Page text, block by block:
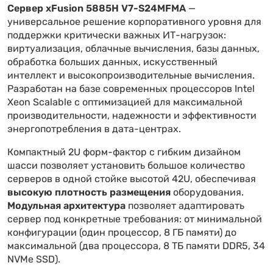
Сервер xFusion 5885H V7-S24MFMA —
универсальное решение корпоративного уровня для
поддержки критически важных ИТ-нагрузок:
виртуализация, облачные вычисления, базы данных,
обработка больших данных, искусственный
интеллект и высокопроизводительные вычисления.
Разработан на базе современных процессоров Intel
Xeon Scalable с оптимизацией для максимальной
производительности, надежности и эффективности
энергопотребления в дата-центрах.
Компактный 2U форм-фактор с гибким дизайном
шасси позволяет установить большое количество
серверов в одной стойке высотой 42U, обеспечивая
высокую плотность размещенияоборудования.
Модульная архитектура позволяет адаптировать
сервер под конкретные требования: от минимальной
конфигурации (один процессор, 8 ГБ памяти) до
максимальной (два процессора, 8 ТБ памяти DDR5, 34
NVMe SSD).